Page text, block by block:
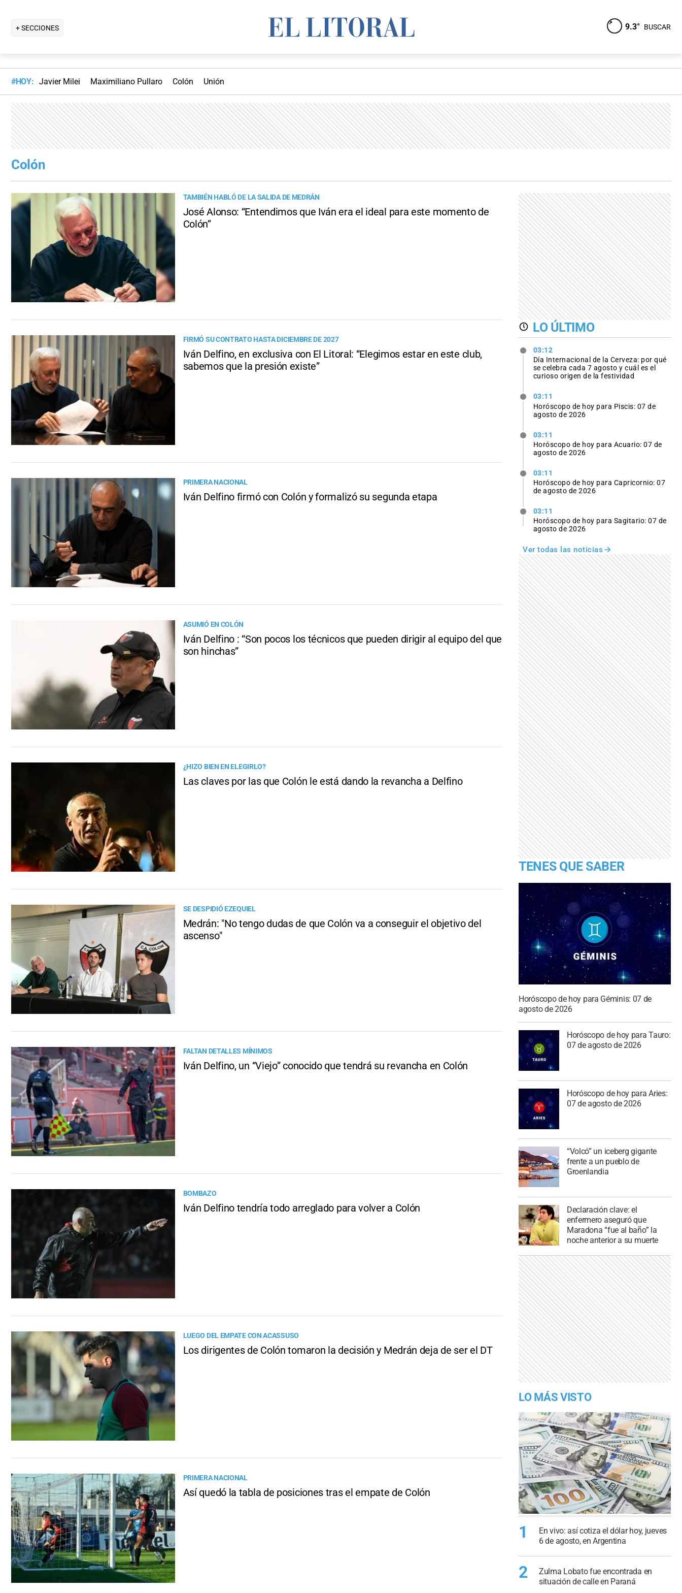
+ SECCIONES 9.3° BUSCAR
#HOY: Javier Milei Maximiliano Pullaro Colón Unión
Colón
TAMBIÉN HABLÓ DE LA SALIDA DE MEDRÁN
José Alonso: “Entendimos que Iván era el ideal para este momento de
Colón”
FIRMÓ SU CONTRATO HASTA DICIEMBRE DE 2027
Iván Delfino, en exclusiva con El Litoral: “Elegimos estar en este club,
sabemos que la presión existe”
PRIMERA NACIONAL
Iván Delfino firmó con Colón y formalizó su segunda etapa
ASUMIÓ EN COLÓN
Iván Delfino : “Son pocos los técnicos que pueden dirigir al equipo del que
son hinchas”
¿HIZO BIEN EN ELEGIRLO?
Las claves por las que Colón le está dando la revancha a Delfino
SE DESPIDIÓ EZEQUIEL
Medrán: "No tengo dudas de que Colón va a conseguir el objetivo del
ascenso"
FALTAN DETALLES MÍNIMOS
Iván Delfino, un “Viejo” conocido que tendrá su revancha en Colón
BOMBAZO
Iván Delfino tendría todo arreglado para volver a Colón
LUEGO DEL EMPATE CON ACASSUSO
Los dirigentes de Colón tomaron la decisión y Medrán deja de ser el DT
PRIMERA NACIONAL
Así quedó la tabla de posiciones tras el empate de Colón
LO ÚLTIMO
03:12
Día Internacional de la Cerveza: por qué
se celebra cada 7 agosto y cuál es el
curioso origen de la festividad
03:11
Horóscopo de hoy para Piscis: 07 de
agosto de 2026
03:11
Horóscopo de hoy para Acuario: 07 de
agosto de 2026
03:11
Horóscopo de hoy para Capricornio: 07
de agosto de 2026
03:11
Horóscopo de hoy para Sagitario: 07 de
agosto de 2026
Ver todas las noticias
TENES QUE SABER
Horóscopo de hoy para Géminis: 07 de
agosto de 2026
Horóscopo de hoy para Tauro:
07 de agosto de 2026
Horóscopo de hoy para Aries:
07 de agosto de 2026
“Volcó” un iceberg gigante
frente a un pueblo de
Groenlandia
Declaración clave: el
enfermero aseguró que
Maradona “fue al baño” la
noche anterior a su muerte
LO MÁS VISTO
1
En vivo: así cotiza el dólar hoy, jueves
6 de agosto, en Argentina
2
Zulma Lobato fue encontrada en
situación de calle en Paraná